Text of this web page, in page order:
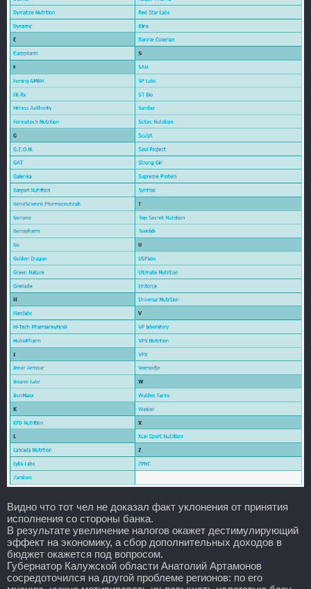
Видно что тот чел не доказал факт уклонения от принятия
исполнения со стороны банка.
В результате увеличение налогов окажет дестимулирующий
эффект на экономику, а сбор дополнительных доходов в
бюджет окажется под вопросом.
Губернатор Калужской области Анатолий Артамонов
сосредоточился на другой проблеме регионов: по его